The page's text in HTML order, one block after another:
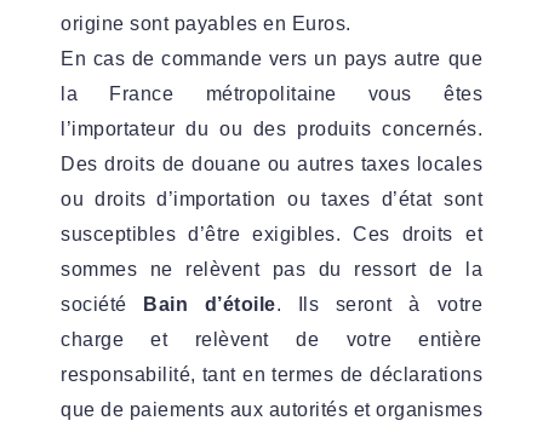
origine sont payables en Euros.
En cas de commande vers un pays autre que
la France métropolitaine vous êtes
l’importateur du ou des produits concernés.
Des droits de douane ou autres taxes locales
ou droits d’importation ou taxes d’état sont
susceptibles d’être exigibles. Ces droits et
sommes ne relèvent pas du ressort de la
société
Bain d’étoile. Ils seront à votre
charge et relèvent de votre entière
responsabilité, tant en termes de déclarations
que de paiements aux autorités et organismes